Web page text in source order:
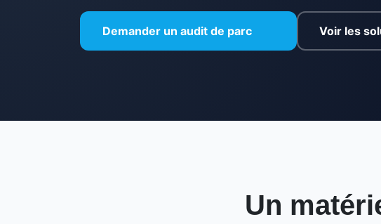
Demander un audit de parc Voir les
Un